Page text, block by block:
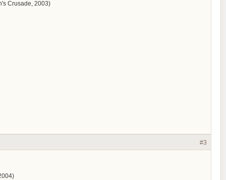
Crusade, 2003)
#3